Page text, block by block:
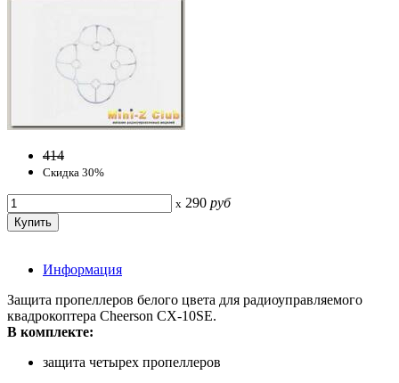
414
Скидка 30%
x 290 руб
Информация
Защита пропеллеров белого цвета для радиоуправляемого
квадрокоптера Cheerson CX-10SE.
В комплекте:
защита четырех пропеллеров